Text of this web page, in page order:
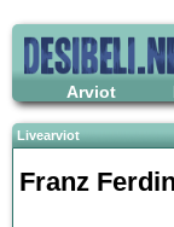
Arviot
Livearviot
Franz